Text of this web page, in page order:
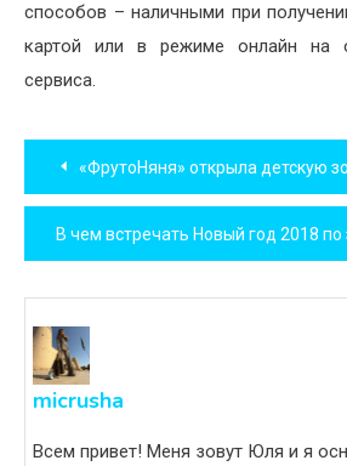
способов – наличными при
картой или в режиме онлайн на
сервиса.
Навигация
по
записям
«ФрутоНяня» открыла детскую
micrusha
Всем привет! Меня зовут Юля и я